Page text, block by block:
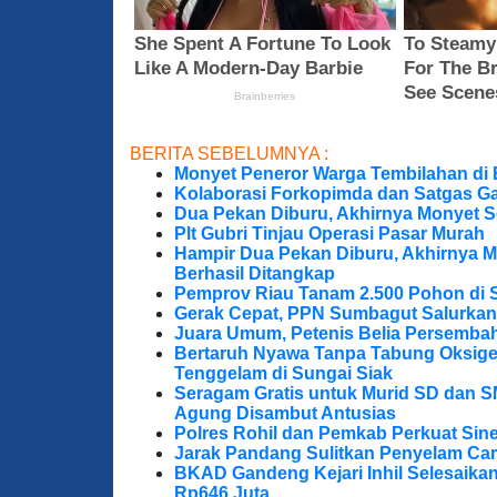
BERITA SEBELUMNYA :
Monyet Peneror Warga Tembilahan
Kolaborasi Forkopimda dan Satgas
Dua Pekan Diburu, Akhirnya Monyet
Plt Gubri Tinjau Operasi Pasar Murah
Hampir Dua Pekan Diburu, Akhirnya
Berhasil Ditangkap
Pemprov Riau Tanam 2.500 Pohon
Gerak Cepat, PPN Sumbagut
Juara Umum, Petenis Belia
Bertaruh Nyawa Tanpa Tabung
Tenggelam di Sungai Siak
Seragam Gratis untuk Murid SD dan
Agung Disambut Antusias
Polres Rohil dan Pemkab Perkuat
Jarak Pandang Sulitkan Penyelam
BKAD Gandeng Kejari Inhil